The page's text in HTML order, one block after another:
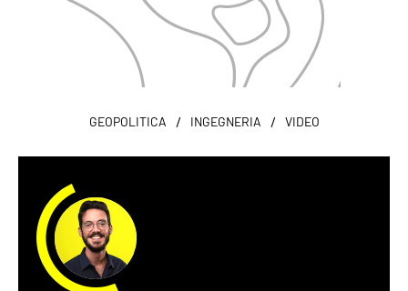
GEOPOLITICA / INGEGNERIA / VIDEO